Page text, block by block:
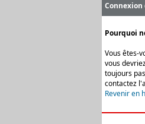
Pourquoi
Vous êtes-
vous
toujours
contactez
Revenir en